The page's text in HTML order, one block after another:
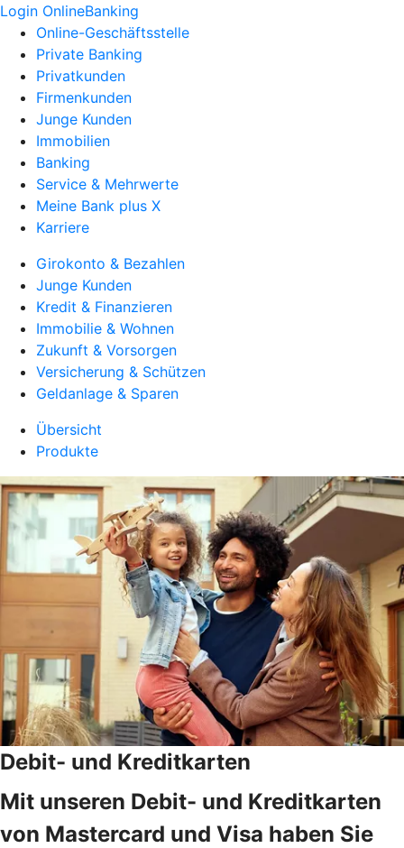
Login OnlineBanking
Online-Geschäftsstelle
Private Banking
Privatkunden
Firmenkunden
Junge Kunden
Immobilien
Banking
Service & Mehrwerte
Meine Bank plus X
Karriere
Girokonto & Bezahlen
Junge Kunden
Kredit & Finanzieren
Immobilie & Wohnen
Zukunft & Vorsorgen
Versicherung & Schützen
Geldanlage & Sparen
Übersicht
Produkte
Debit- und Kreditkarten
Mit unseren Debit- und Kreditkarten
von Mastercard und Visa haben Sie